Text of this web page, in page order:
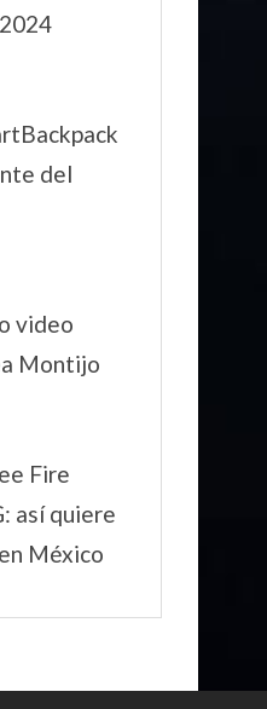
del
video
Montijo
Fire
así quiere
México